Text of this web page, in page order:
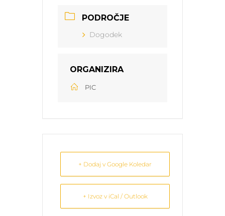
PODROČJE
Dogodek
ORGANIZIRA
PIC
+ Dodaj v Google Koledar
+ Izvoz v iCal / Outlook